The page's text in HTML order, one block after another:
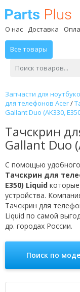
О нас Доставка
Все товары
Запчасти для
для телефонов Acer/
Gallant Duo (AK330,
Тачскрин
Gallant Duo
С помощью
Тачскрин для
E350) Liquid
устройства.
Тачскрин для
Liquid по самой
др. городах России.
Поиск по